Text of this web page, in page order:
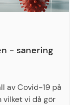
- sanering
av Covid-19 på
vi då gör